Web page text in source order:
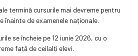
termină cursurile mai devreme pentru
înainte de examenele naționale.
se încheie pe 12 iunie 2026, cu o
față de ceilalți elevi.